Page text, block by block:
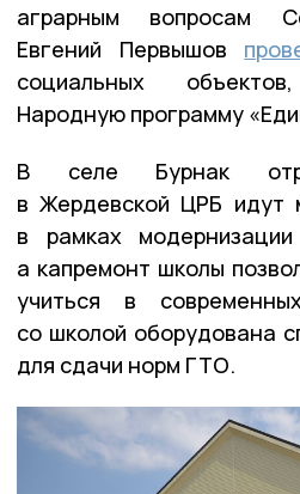
аграрным вопросам
Евгений Первышов
социальных
Народную программу
В селе Бурнак
в Жердевской ЦРБ идут
в рамках
а капремонт школы
учиться в
со школой оборудована
для сдачи норм ГТО.